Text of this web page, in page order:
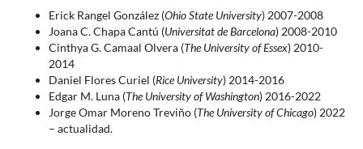
Erick Rangel González (Ohio State University) 2007-2008
Joana C. Chapa Cantú (Universitat de Barcelona) 2008-2010
Cinthya G. Camaal Olvera (The University of Essex) 2010-
2014
Daniel Flores Curiel (Rice University) 2014-2016
Edgar M. Luna (The University of Washington) 2016-2022
Jorge Omar Moreno Treviño (The University of Chicago) 2022
– actualidad.